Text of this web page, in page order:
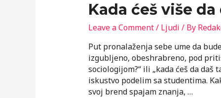
Kada ćeš više
Leave a Comment/ Ljudi / By
Put pronalaženja sebe ume da
izgubljeno, obeshrabreno, pod
sociologijom?“ ili „kada ćeš da
iskustvo podelim sa studentima.
svoj brend spajam znanja, …